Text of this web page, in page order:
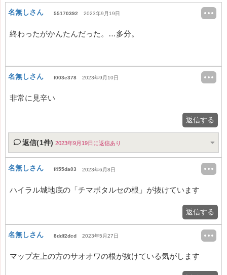
名無しさん 55170392 2023年9月19日
終わったがかんたんだった。…多分。
名無しさん f003e378 2023年9月10日
非常に見辛い
返信する
返信(1件) 2023年9月19日に返信あり
名無しさん f455da03 2023年6月8日
ハイラル城地底の「チマボタルセの根」が抜けています
返信する
名無しさん 8ddf2dcd 2023年5月27日
マップ左上の方のサオオワの根が抜けている気がします